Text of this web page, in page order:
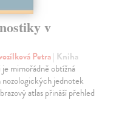
v
Petra| Kniha
mimořádně obtížná
jednotek
atlas přináší přehled